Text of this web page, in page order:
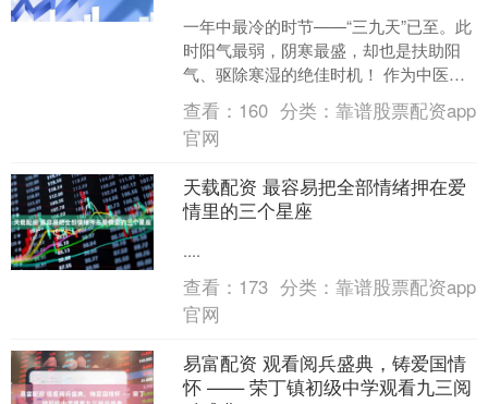
一年中最冷的时节——“三九天”已至。此
时阳气最弱，阴寒最盛，却也是扶助阳
气、驱除寒湿的绝佳时机！ 作为中医
人，我们深知：“正气存内，邪不可
干。”冬季养生重在“藏....
查看： 160 分类：靠谱股票配资app
官网
天载配资 最容易把全部情绪押在爱
情里的三个星座
....
查看： 173 分类：靠谱股票配资app
官网
易富配资 观看阅兵盛典，铸爱国情
怀 —— 荣丁镇初级中学观看九三阅